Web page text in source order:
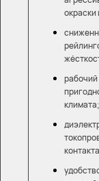
окраски
климата;